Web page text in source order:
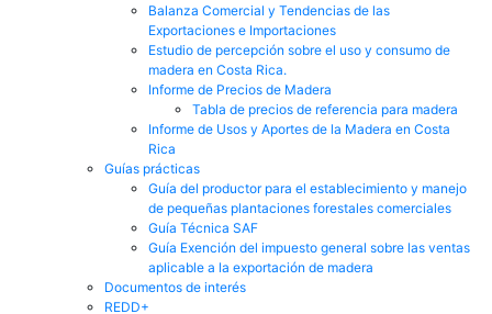
Balanza Comercial y Tendencias de las
Exportaciones e Importaciones
Estudio de percepción sobre el uso y consumo de
madera en Costa Rica.
Informe de Precios de Madera
Tabla de precios de referencia para madera
Informe de Usos y Aportes de la Madera en Costa
Rica
Guías prácticas
Guía del productor para el establecimiento y manejo
de pequeñas plantaciones forestales comerciales
Guía Técnica SAF
Guía Exención del impuesto general sobre las ventas
aplicable a la exportación de madera
Documentos de interés
REDD+